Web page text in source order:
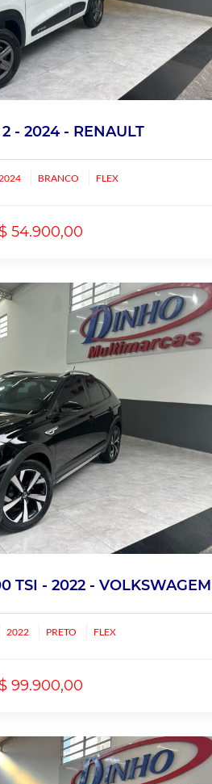
- 2024 - RENAULT
BRANCO FLEX
54.900,00
TSI - 2022 - VOLKSWAGEM
2022 PRETO FLEX
99.900,00